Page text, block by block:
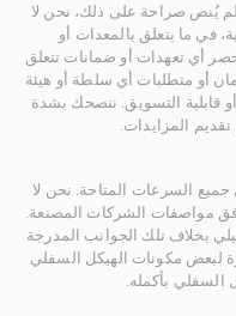
يُنص صراحة على ذلك، نحن لا
في ما يتعلق بالمعدات أو
أي تعهدات أو ضمانات تتعلق
أو متطلبات أي سلطة أو هيئة
قابلية التسويق. ننصحك بشدة
المزايدات.
السرعات المتاحة. نحن لا
مواصفات الشركات المصنعة.
بخلاف تلك الجوانب المدرجة
لبعض مكونات الهيكل السفلي
السفلي بأكمله.